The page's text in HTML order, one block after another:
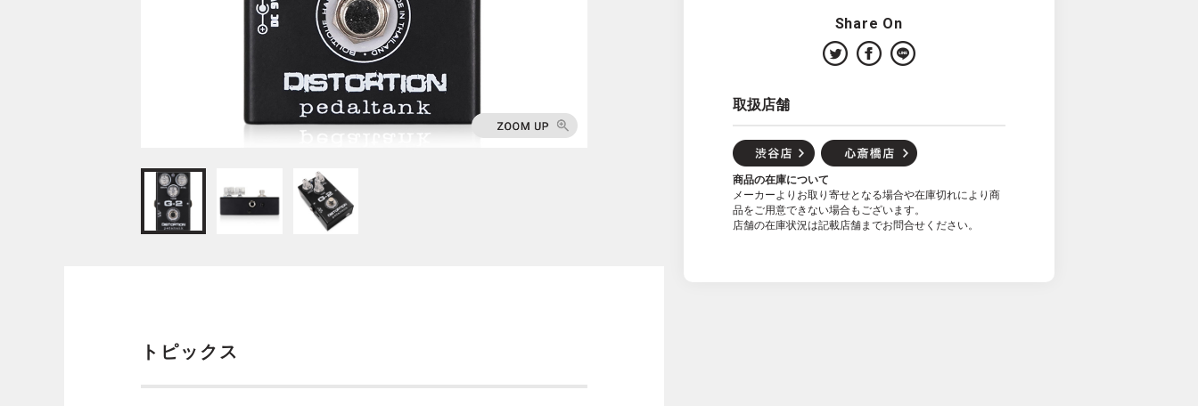
Share On
取扱店舗
商品の在庫について
メーカーよりお取り寄せとなる場合や在庫切れにより商
品をご用意できない場合もございます。
店舗の在庫状況は記載店舗までお問合せください。
トピックス